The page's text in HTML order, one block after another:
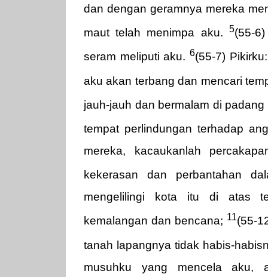
dan dengan geramnya mereka
maut telah menimpa aku.
5(55-
seram meliputi aku.6(55-7)
aku akan terbang dan mencari
jauh-jauh dan bermalam di
tempat perlindungan terhadap
mereka, kacaukanlah
kekerasan dan perbantahan
mengelilingi kota itu di atas
kemalangan dan bencana; 11(55-
tanah lapangnya tidak habis-
musuhku yang mencela aku,